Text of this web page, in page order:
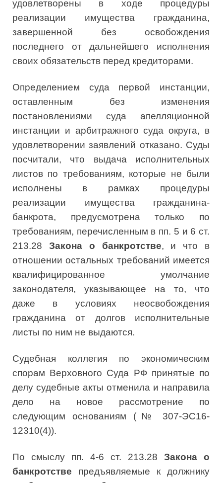
удовлетворены в ходе процедуры
реализации имущества гражданина,
завершенной без освобождения
последнего от дальнейшего исполнения
своих обязательств перед кредиторами.
Определением суда первой инстанции,
оставленным без изменения
постановлениями суда апелляционной
инстанции и арбитражного суда округа, в
удовлетворении заявлений отказано. Суды
посчитали, что выдача исполнительных
листов по требованиям, которые не были
исполнены в рамках процедуры
реализации имущества гражданина-
банкрота, предусмотрена только по
требованиям, перечисленным в пп. 5 и 6 ст.
213.28 Закона о банкротстве, и что в
отношении остальных требований имеется
квалифицированное умолчание
законодателя, указывающее на то, что
даже в условиях неосвобождения
гражданина от долгов исполнительные
листы по ним не выдаются.
Судебная коллегия по экономическим
спорам Верховного Суда РФ принятые по
делу судебные акты отменила и направила
дело на новое рассмотрение по
следующим основаниям (№ 307-ЭС16-
12310(4)).
По смыслу пп. 4-6 ст. 213.28 Закона о
банкротстве предъявляемые к должнику